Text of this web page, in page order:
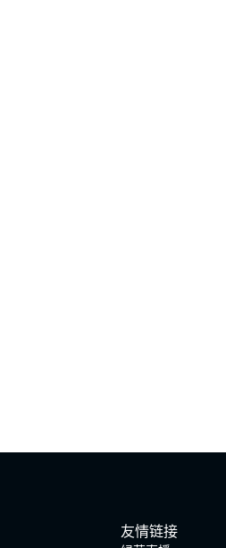
友情链接